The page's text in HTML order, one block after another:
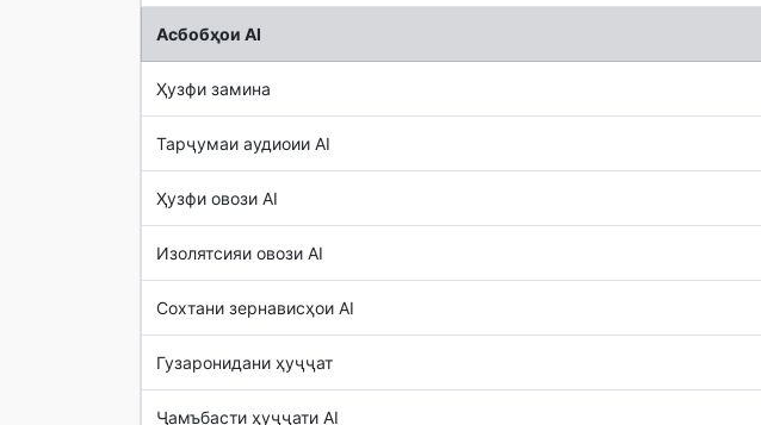
Асбобҳои AI
Ҳузфи замина
Тарҷумаи аудиоии AI
Ҳузфи овози AI
Изолятсияи овози AI
Сохтани зернависҳои AI
Гузаронидани ҳуҷҷат
Ҷамъбасти ҳуҷҷати AI